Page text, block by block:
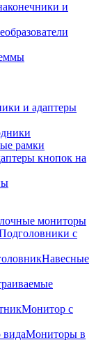
и
и адаптеры
рамки
кнопок на
мониторы
с
Навесные
Монитор с
Мониторы в